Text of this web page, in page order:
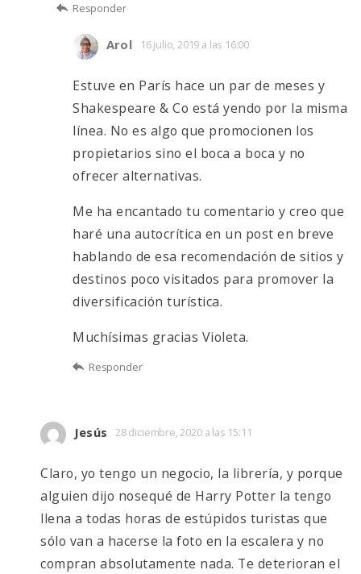
Responder
Arol 16 julio, 2019 a las 16:00
Estuve en París hace un par de meses y
Shakespeare & Co está yendo por la misma
línea. No es algo que promocionen los
propietarios sino el boca a boca y no
ofrecer alternativas.
Me ha encantado tu comentario y creo que
haré una autocrítica en un post en breve
hablando de esa recomendación de sitios y
destinos poco visitados para promover la
diversificación turística.
Muchísimas gracias Violeta.
Responder
Jesús 28 diciembre, 2020 a las 15:11
Claro, yo tengo un negocio, la librería, y porque
alguien dijo nosequé de Harry Potter la tengo
llena a todas horas de estúpidos turistas que
sólo van a hacerse la foto en la escalera y no
compran absolutamente nada. Te deterioran el